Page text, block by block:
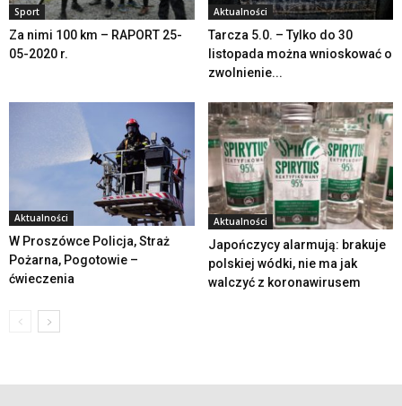
Sport
Za nimi 100 km – RAPORT 25-
05-2020 r.
Aktualności
Tarcza 5.0. – Tylko do 30
listopada można wnioskować o
zwolnienie...
Aktualności
W Proszówce Policja, Straż
Pożarna, Pogotowie –
ćwieczenia
Aktualności
Japończycy alarmują: brakuje
polskiej wódki, nie ma jak
walczyć z koronawirusem